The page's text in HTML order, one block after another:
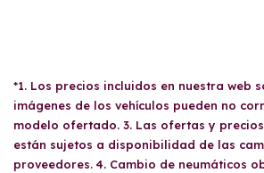
*1. Los precios incluidos en nuestra web
imágenes de los vehículos pueden no
modelo ofertado. 3. Las ofertas y
están sujetos a disponibilidad de las
proveedores. 4. Cambio de neumáticos